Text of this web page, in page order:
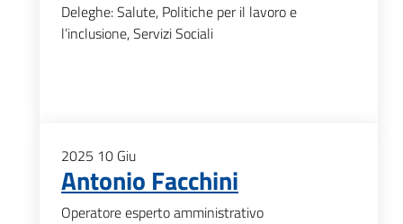
Deleghe: Salute, Politiche per il lavoro e
l’inclusione, Servizi Sociali
2025 10 Giu
Antonio Facchini
Operatore esperto amministrativo